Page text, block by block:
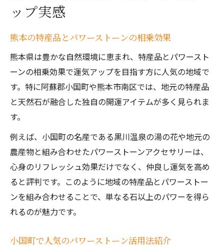
ップ実感
熊本の特産品とパワーストーンの相乗効果
熊本県は豊かな自然環境に恵まれ、特産品とパワースト
ーンの相乗効果で運気アップを目指す方に人気の地域で
す。特に阿蘇郡小国町や熊本市南区では、地元の特産品
と天然石が融合した独自の開運アイテムが多く見られま
す。
例えば、小国町の名産である黒川温泉の湯の花や地元の
農産物と組み合わせたパワーストーンアクセサリーは、
心身のリフレッシュ効果だけでなく、仲良し運気を高め
ると評判です。このように地域の特産品とパワーストー
ンを組み合わせることで、単なる石以上のパワーを得ら
れるのが魅力です。
小国町で人気のパワーストーン活用法紹介